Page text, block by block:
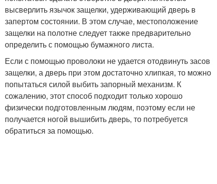
высверлить язычок защелки, удерживающий дверь в
запертом состоянии. В этом случае, местоположение
защелки на полотне следует также предварительно
определить с помощью бумажного листа.
Если с помощью проволоки не удается отодвинуть засов
защелки, а дверь при этом достаточно хлипкая, то можно
попытаться силой выбить запорный механизм. К
сожалению, этот способ подходит только хорошо
физически подготовленным людям, поэтому если не
получается ногой вышибить дверь, то потребуется
обратиться за помощью.